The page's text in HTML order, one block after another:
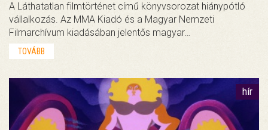
A Láthatatlan filmtörténet című könyvsorozat hiánypótló
vállalkozás. Az MMA Kiadó és a Magyar Nemzeti
Filmarchívum kiadásában jelentős magyar…
TOVÁBB
hír